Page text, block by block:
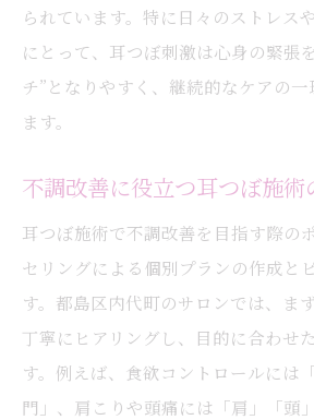
られています。特に日々のストレス
にとって、耳つぼ刺激は心身の緊張
チ”となりやすく、継続的なケアの
ます。
不調改善に役立つ耳つぼ施術
耳つぼ施術で不調改善を目指す際の
セリングによる個別プランの作成と
す。都島区内代町のサロンでは、ま
丁寧にヒアリングし、目的に合わせ
す。例えば、食欲コントロールには
門」、肩こりや頭痛には「肩」「頭